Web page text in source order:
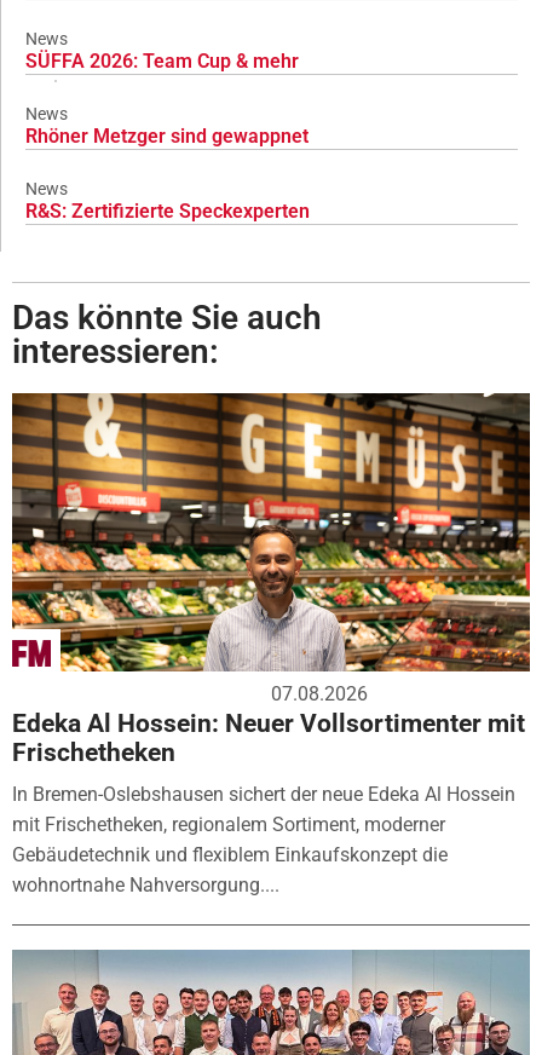
News
SÜFFA 2026: Team Cup & mehr
News
Rhöner Metzger sind gewappnet
News
R&S: Zertifizierte Speckexperten
Das könnte Sie auch
interessieren:
07.08.2026
Edeka Al Hossein: Neuer Vollsortimenter mit
Frischetheken
In Bremen-Oslebshausen sichert der neue Edeka Al Hossein
mit Frischetheken, regionalem Sortiment, moderner
Gebäudetechnik und flexiblem Einkaufskonzept die
wohnortnahe Nahversorgung....